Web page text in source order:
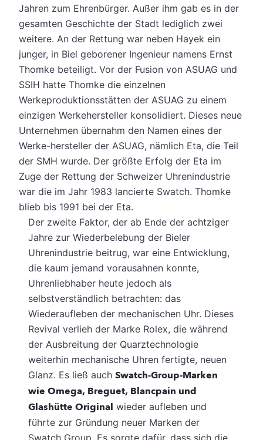
Jahren zum Ehrenbürger. Außer ihm gab es in der
gesamten Geschichte der Stadt lediglich zwei
weitere. An der Rettung war neben Hayek ein
junger, in Biel geborener Ingenieur namens Ernst
Thomke beteiligt. Vor der Fusion von ASUAG und
SSIH hatte Thomke die einzelnen
Werkeproduktionsstätten der ASUAG zu einem
einzigen Werkehersteller konsolidiert. Dieses neue
Unternehmen übernahm den Namen eines der
Werke-hersteller der ASUAG, nämlich Eta, die Teil
der SMH wurde. Der größte Erfolg der Eta im
Zuge der Rettung der Schweizer Uhrenindustrie
war die im Jahr 1983 lancierte Swatch. Thomke
blieb bis 1991 bei der Eta.
Der zweite Faktor, der ab Ende der achtziger
Jahre zur Wiederbelebung der Bieler
Uhrenindustrie beitrug, war eine Entwicklung,
die kaum jemand vorausahnen konnte,
Uhrenliebhaber heute jedoch als
selbstverständlich betrachten: das
Wiederaufleben der mechanischen Uhr. Dieses
Revival verlieh der Marke Rolex, die während
der Ausbreitung der Quarztechnologie
weiterhin mechanische Uhren fertigte, neuen
Glanz. Es ließ auch Swatch-Group-Marken
wie Omega, Breguet, Blancpain und
Glashütte Original wieder aufleben und
führte zur Gründung neuer Marken der